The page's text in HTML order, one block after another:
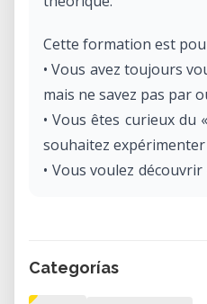
Cette formation est
• Vous avez toujours
mais ne savez pas par
• Vous êtes curieux du
souhaitez
• Vous voulez
Ce que vous
Categorías